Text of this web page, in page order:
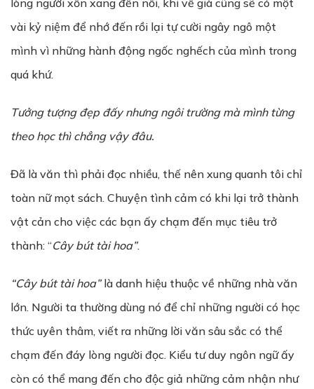
lòng người xốn xang đến nỗi, khi về già cũng sẽ có một
vài kỷ niệm để nhớ đến rồi lại tự cười ngây ngô một
mình vì những hành động ngốc nghếch của mình trong
quá khứ.
Tưởng tượng đẹp đấy nhưng ngôi trường màmình từng
theo học thìchẳng vậy đâu.
Đã là văn thì phải đọc nhiều, thế nên xung quanh tôi chỉ
toàn nữ mọt sách. Chuyện tình cảm có khi lại trở thành
vật cản cho việc các bạn ấy chạm đến mục tiêu trở
thành: “Cây bút tài hoa”.
“Cây bút tài hoa”là danh hiệu thuộc về những nhà văn
lớn. Người ta thường dùng nó để chỉ những người có học
thức uyên thâm, viết ra những lời văn sâu sắc có thể
chạm đến đáy lòng người đọc. Kiểu tư duy ngôn ngữ ấy
còn có thể mang đến cho độc giả những cảm nhận như